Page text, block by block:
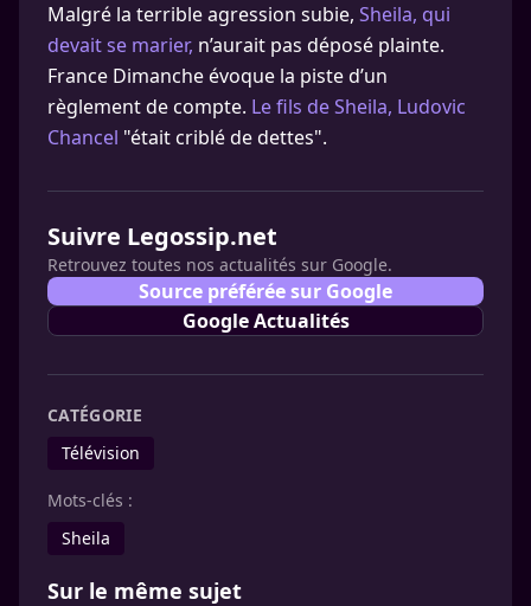
Malgré la terrible agression subie, Sheila, qui
devait se marier, n’aurait pas déposé plainte.
France Dimanche évoque la piste d’un
règlement de compte. Le fils de Sheila, Ludovic
Chancel "était criblé de dettes".
Suivre Legossip.net
Retrouvez toutes nos actualités sur Google.
Source préférée sur Google
Google Actualités
CATÉGORIE
Télévision
Mots-clés :
Sheila
Sur le même sujet